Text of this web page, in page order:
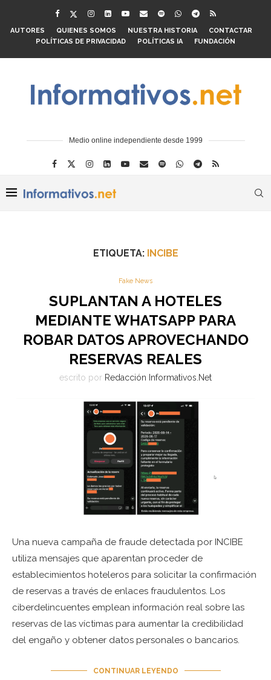
AUTORES QUIENES SOMOS NUESTRA HISTORIA
CONTACTAR
POLÍTICAS DE PRIVACIDAD
POLÍTICAS IA FUNDACIÓN
Medio online independiente desde 1999
ETIQUETA: INCIBE
Fake News
SUPLANTAN A HOTELES
MEDIANTE WHATSAPP PARA
ROBAR DATOS APROVECHANDO
RESERVAS REALES
escrito por Redacción Informativos.Net
Una nueva campaña de fraude detectada por INCIBE
utiliza mensajes que aparentan proceder de
establecimientos hoteleros para solicitar la confirmación
de reservas a través de enlaces fraudulentos. Los
ciberdelincuentes emplean información real sobre las
reservas de las víctimas para aumentar la credibilidad
del engaño y obtener datos personales o bancarios.
CONTINUAR LEYENDO